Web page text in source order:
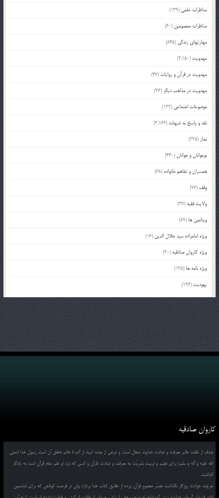
مناظرات علمی (139)
مناظرات معصومین (60)
مهارتهای زندگی (845)
مهدویت (2,150)
مهدویت در قرآن و روایات (47)
مهدویت در مذاهب دیگر (36)
موضوعات اجتماعی (122)
نقد و پاسخ به شبهات (2,166)
نماز (225)
نوجوانان و جوانان(440)
همسران و تفاهم خانواده (68)
وقف (77)
ولایت فقیه (37)
ویتامین ها (89)
ویژه امامزاده سید جلال الدین (16)
ویژه کاروان صادقیه (30)
ویژه نامه ها (135)
یهودیت (194)
کاروان صادقیه
هدف از خلقت عالم معرفت و عبادت خداوند متعال است, و غرض از بعثت انبیاء از آدم تا خاتم تحقق آن است, رسول خدا (صلی
الله علیه و آله و سلم) برای تعلیم و تربیت بشریّت به معرفت و عبادت ,قرآن و کسی که نزد او علم تمام قرآن است به یادگار
گذاشت.
هرچند حوادث روزگار نگذاشت مفسّر معصومِ قرآن, پرده از حقایق کتاب خدا بردارد ولی در فرصت کوتاهی که برای ششمین